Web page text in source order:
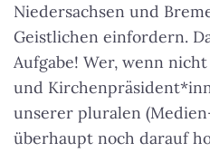
Niedersachsen und
Geistlichen einfordern.
Aufgabe! Wer, wenn
und
unserer pluralen
überhaupt noch darauf